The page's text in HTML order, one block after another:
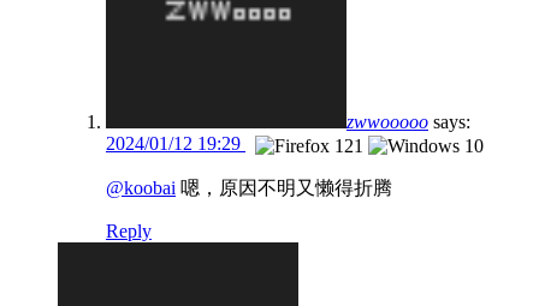
zwwooooo says:
2024/01/12 19:29
@koobai 嗯，原因不明又懒得折腾
Reply